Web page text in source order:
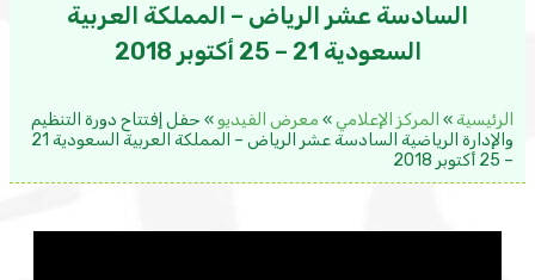
السادسة عشر الرياض – المملكة العربية
السعودية 21 – 25 أكتوبر 2018
الرئيسية » المركز الإعلامي » معرض الفيديو » حفل إفتتاح دورة التنظيم
والإدارة الرياضية السادسة عشر الرياض – المملكة العربية السعودية 21
– 25 أكتوبر 2018